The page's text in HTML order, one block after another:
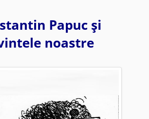
Papuc şi
noastre